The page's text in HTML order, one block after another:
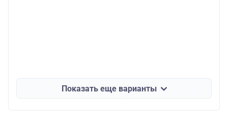
Показать еще варианты